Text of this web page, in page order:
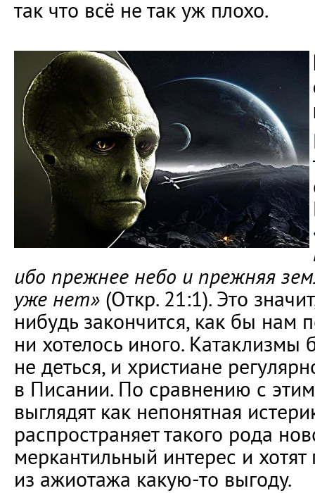
так что всё не так уж плохо.
ибо прежнее небо и прежняя
уже нет» (Откр. 21:1). Это
нибудь закончится, как бы нам
ни хотелось иного. Катаклизмы
не деться, и христиане
в Писании. По сравнению с
выглядят как непонятная
распространяет такого рода
меркантильный интерес и хотят
из ажиотажа какую-то выгоду.